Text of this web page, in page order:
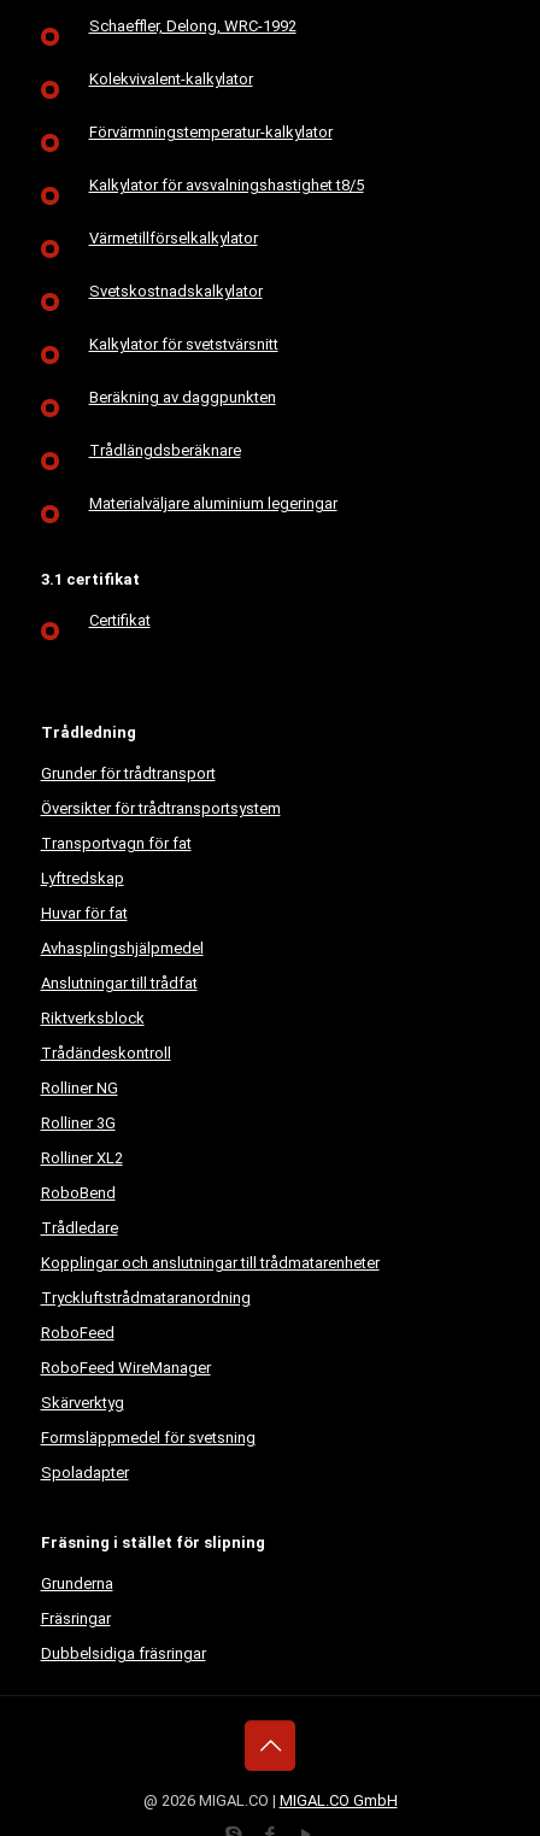
Schaeffler, Delong, WRC-1992
Kolekvivalent-kalkylator
Förvärmningstemperatur-kalkylator
Kalkylator för avsvalningshastighet t8/5
Värmetillförselkalkylator
Svetskostnadskalkylator
Kalkylator för svetstvärsnitt
Beräkning av daggpunkten
Trådlängdsberäknare
Materialväljare aluminium legeringar
3.1 certifikat
Certifikat
Trådledning
Grunder för trådtransport
Översikter för trådtransportsystem
Transportvagn för fat
Lyftredskap
Huvar för fat
Avhasplingshjälpmedel
Anslutningar till trådfat
Riktverksblock
Trådändeskontroll
Rolliner NG
Rolliner 3G
Rolliner XL2
RoboBend
Trådledare
Kopplingar och anslutningar till trådmatarenheter
Tryckluftstrådmataranordning
RoboFeed
RoboFeed WireManager
Skärverktyg
Formsläppmedel för svetsning
Spoladapter
Fräsning i stället för slipning
Grunderna
Fräsringar
Dubbelsidiga fräsringar
@ 2026 MIGAL.CO | MIGAL.CO GmbH